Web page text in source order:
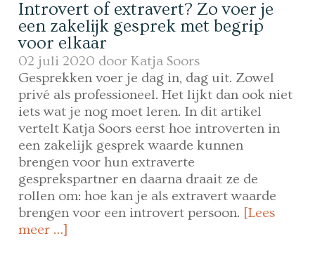
Introvert of extravert? Zo voer je
een zakelijk gesprek met begrip
voor elkaar
02 juli 2020 doorKatja Soors
Gesprekken voer je dag in, dag uit. Zowel
privé als professioneel. Het lijkt dan ook niet
iets wat je nog moet leren. In dit artikel
vertelt Katja Soors eerst hoe introverten in
een zakelijk gesprek waarde kunnen
brengen voor hun extraverte
gesprekspartner en daarna draait ze de
rollen om: hoe kan je als extravert waarde
brengen voor een introvert persoon. [Lees
meer …]